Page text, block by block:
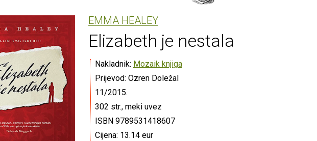
EMMA HEALEY
Elizabeth je nestala
Nakladnik: Mozaik knjiga
Prijevod: Ozren Doležal
11/2015.
302 str., meki uvez
ISBN 9789531418607
Cijena: 13.14 eur